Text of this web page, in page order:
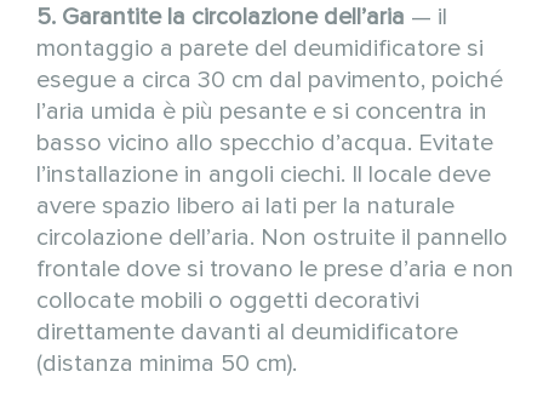
5. Garantite la circolazione dell’aria — il
montaggio a parete del deumidificatore si
esegue a circa 30 cm dal pavimento, poiché
l’aria umida è più pesante e si concentra in
basso vicino allo specchio d’acqua. Evitate
l’installazione in angoli ciechi. Il locale deve
avere spazio libero ai lati per la naturale
circolazione dell’aria. Non ostruite il pannello
frontale dove si trovano le prese d’aria e non
collocate mobili o oggetti decorativi
direttamente davanti al deumidificatore
(distanza minima 50 cm).